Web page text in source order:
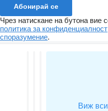
Абонирай се
Чрез натискане на бутона вие
политика за конфиденциалност
споразумение.